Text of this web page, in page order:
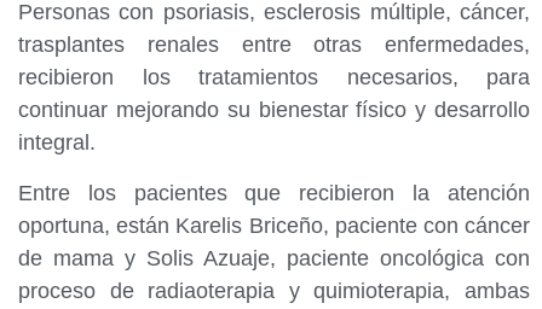
Personas con psoriasis, esclerosis múltiple, cáncer,
trasplantes renales entre otras enfermedades,
recibieron los tratamientos necesarios, para
continuar mejorando su bienestar físico y desarrollo
integral.
Entre los pacientes que recibieron la atención
oportuna, están Karelis Briceño, paciente con cáncer
de mama y Solis Azuaje, paciente oncológica con
proceso de radiaoterapia y quimioterapia, ambas